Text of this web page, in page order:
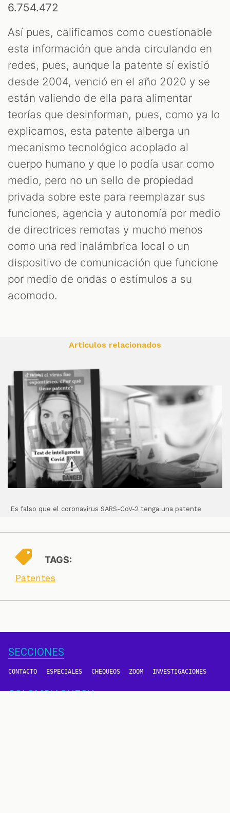
6.754.472
Así pues, calificamos como cuestionable
esta información que anda circulando en
redes, pues, aunque la patente sí existió
desde 2004, venció en el año 2020 y se
están valiendo de ella para alimentar
teorías que desinforman, pues, como ya lo
explicamos, esta patente alberga un
mecanismo tecnológico acoplado al
cuerpo humano y que lo podía usar como
medio, pero no un sello de propiedad
privada sobre este para reemplazar sus
funciones, agencia y autonomía por medio
de directrices remotas y mucho menos
como una red inalámbrica local o un
dispositivo de comunicación que funcione
por medio de ondas o estímulos a su
acomodo.
Artículos relacionados
Es falso que el coronavirus SARS-CoV-2 tenga una patente
TAGS:
Patentes
SECCIONES
CONTACTO ESPECIALES CHEQUEOS ZOOM INVESTIGACIONES
COLOMBIACHECK